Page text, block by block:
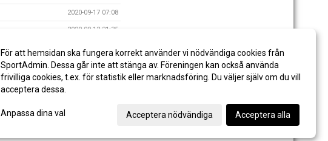
2020-09-17 07:08
2020-09-12 21:35
2020-08-05 21:16
För att hemsidan ska fungera korrekt använder vi nödvändiga cookies från
SportAdmin. Dessa går inte att stänga av. Föreningen kan också använda
frivilliga cookies, t.ex. för statistik eller marknadsföring. Du väljer själv om du vill
acceptera dessa.
Anpassa dina val Acceptera nödvändiga Acceptera alla